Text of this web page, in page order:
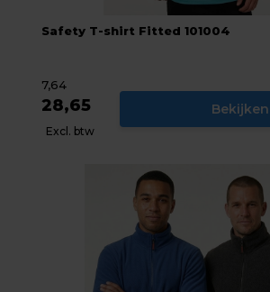
Safety T-shirt Fitted 101004
7,64
28,65
Excl. btw
Bekijken